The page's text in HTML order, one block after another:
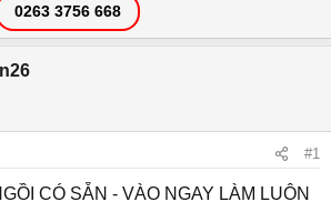
0263 3756 668
#1
CÓ SẴN - VÀO NGAY LÀM LUÔN